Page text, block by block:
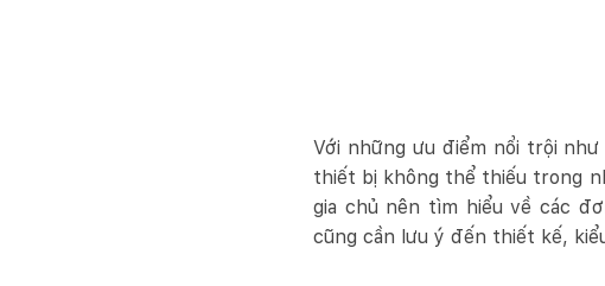
Với những ưu điểm nổi trội
thiết bị không thể thiếu trong
gia chủ nên tìm hiểu về các
cũng cần lưu ý đến thiết kế,